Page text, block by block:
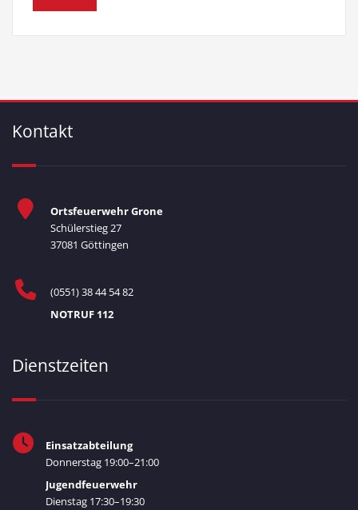
Kontakt
Ortsfeuerwehr Grone
Schülerstieg 27
37081 Göttingen
(0551) 38 44 54 82
NOTRUF 112
Dienstzeiten
Einsatzabteilung
Donnerstag 19:00–21:00
Jugendfeuerwehr
Dienstag 17:30–19:30